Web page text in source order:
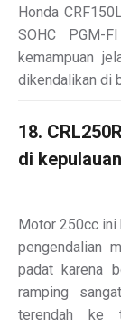
Honda
SOHC PGM-
kemampuan
dikendalikan di
18.
di
Motor 250cc ini
pengendalian
padat karena
ramping
terendah ke